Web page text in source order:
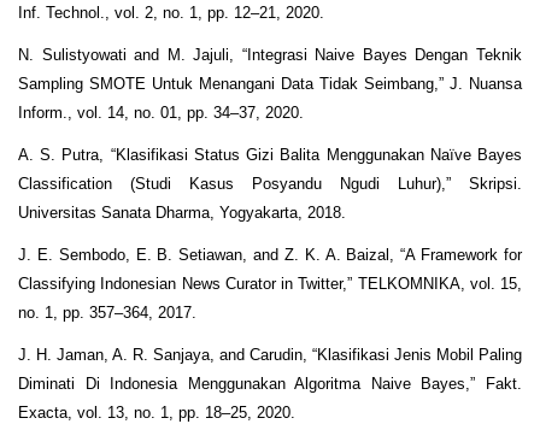
Inf. Technol., vol. 2, no. 1, pp. 12–21, 2020.
N. Sulistyowati and M. Jajuli, “Integrasi Naive Bayes Dengan Teknik
Sampling SMOTE Untuk Menangani Data Tidak Seimbang,” J. Nuansa
Inform., vol. 14, no. 01, pp. 34–37, 2020.
A. S. Putra, “Klasifikasi Status Gizi Balita Menggunakan Naïve Bayes
Classification (Studi Kasus Posyandu Ngudi Luhur),” Skripsi.
Universitas Sanata Dharma, Yogyakarta, 2018.
J. E. Sembodo, E. B. Setiawan, and Z. K. A. Baizal, “A Framework for
Classifying Indonesian News Curator in Twitter,” TELKOMNIKA, vol. 15,
no. 1, pp. 357–364, 2017.
J. H. Jaman, A. R. Sanjaya, and Carudin, “Klasifikasi Jenis Mobil Paling
Diminati Di Indonesia Menggunakan Algoritma Naive Bayes,” Fakt.
Exacta, vol. 13, no. 1, pp. 18–25, 2020.